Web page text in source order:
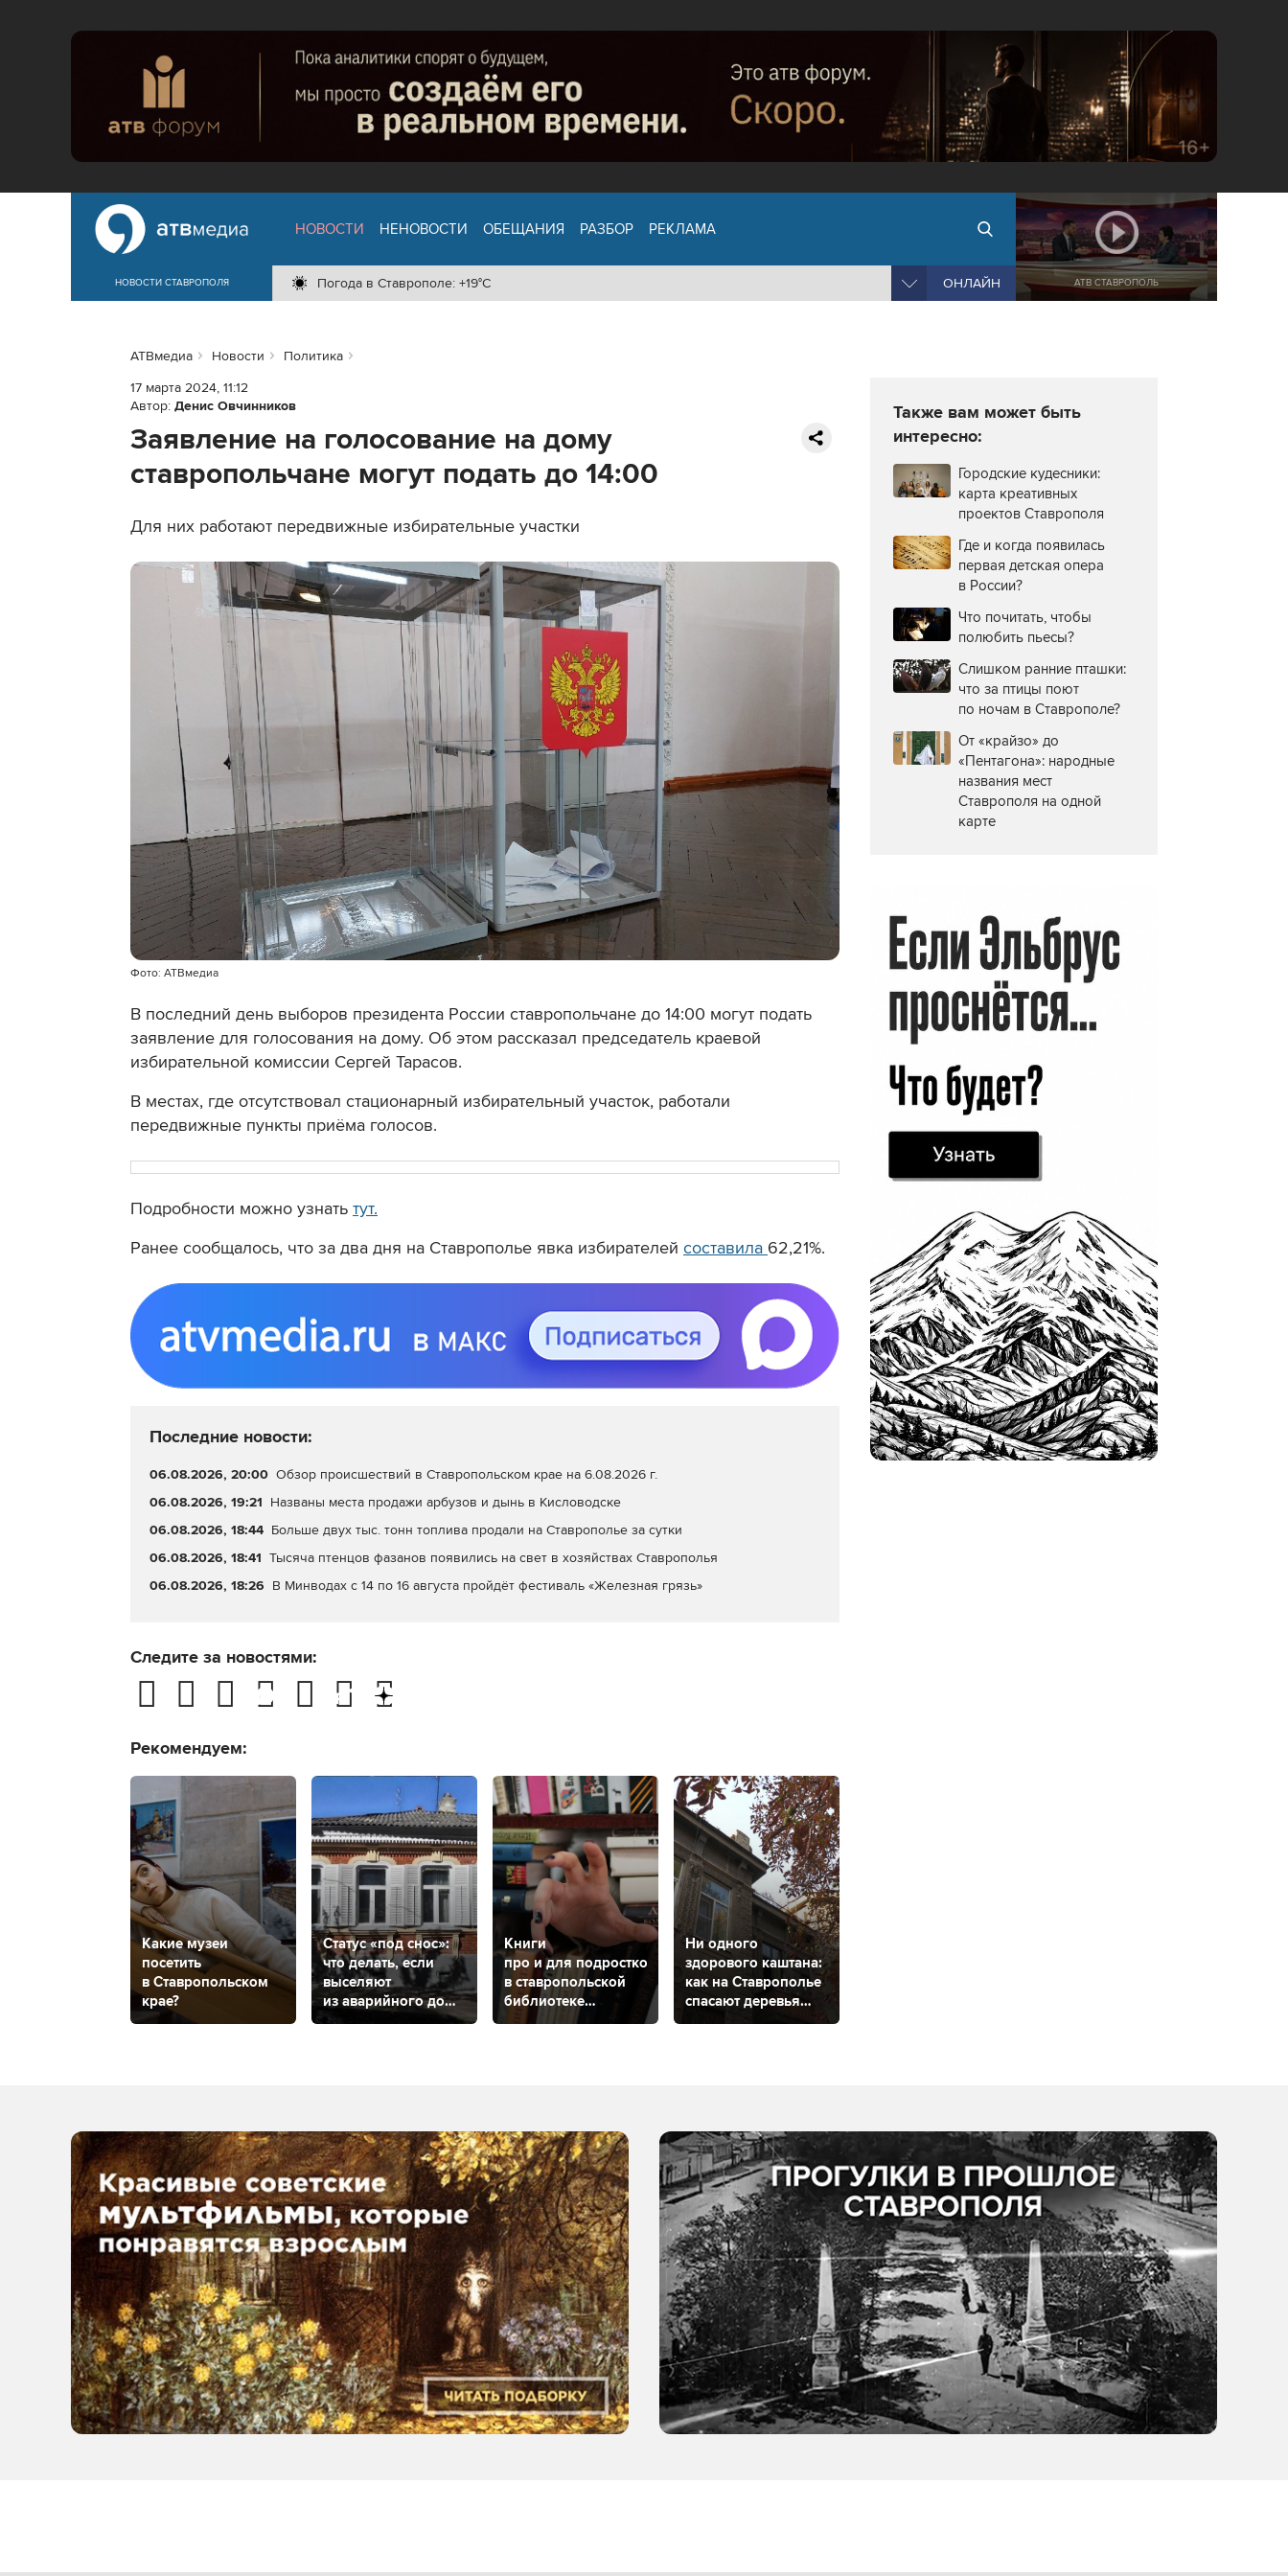
НОВОСТИ СТАВРОПОЛЯ
НОВОСТИ НЕНОВОСТИ ОБЕЩАНИЯ РАЗБОР РЕКЛАМА
Погода в Ставрополе: +19°C ОНЛАЙН АТВ СТАВРОПОЛЬ
АТВмедиа Новости
Политика
17 марта 2024, 11:12
Автор: Денис Овчинников
Заявление на голосование на дому
ставропольчане могут подать до 14:00
Для них работают передвижные избирательные участки
Фото: АТВмедиа
В последний день выборов президента России ставропольчане до 14:00 могут подать
заявление для голосования на дому. Об этом рассказал председатель краевой
избирательной комиссии Сергей Тарасов.
В местах, где отсутствовал стационарный избирательный участок, работали
передвижные пункты приёма голосов.
Подробности можно узнать тут.
Ранее сообщалось, что за два дня на Ставрополье явка избирателей составила 62,21%.
Последние новости:
06.08.2026, 20:00 Обзор происшествий в Ставропольском крае на 6.08.2026 г.
06.08.2026, 19:21 Названы места продажи арбузов и дынь в Кисловодске
06.08.2026, 18:44 Больше двух тыс. тонн топлива продали на Ставрополье за сутки
06.08.2026, 18:41 Тысяча птенцов фазанов появились на свет в хозяйствах Ставрополья
06.08.2026, 18:26 В Минводах с 14 по 16 августа пройдёт фестиваль «Железная грязь»
Следите за новостями:
Рекомендуем:
Какие музеи
посетить
в Ставропольском
крае?
Статус «под снос»:
что делать, если
выселяют
из аварийного дома
и куда обратиться
Книги
про и для подростков:
в ставропольской
библиотеке
проходит
Ни одного
здорового каштана:
как на Ставрополье
спасают деревья
от минирующей
Также вам может быть
интересно:
Городские кудесники:
карта креативных
проектов Ставрополя
Где и когда появилась
первая детская опера
в России?
Что почитать, чтобы
полюбить пьесы?
Слишком ранние пташки:
что за птицы поют
по ночам в Ставрополе?
От «крайзо» до
«Пентагона»: народные
названия мест
Ставрополя на одной
карте